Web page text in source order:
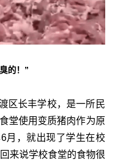
的！”
区长丰学校，是一所民
堂使用变质猪肉作为原
月，就出现了学生在校
来说学校食堂的食物很